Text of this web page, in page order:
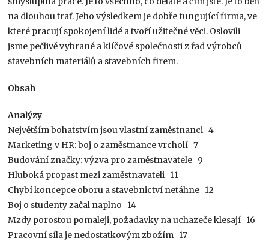
na dlouhou trať. Jeho výsledkem je dobře fungující firma, ve
které pracují spokojení lidé a tvoří užitečné věci. Oslovili
jsme pečlivě vybrané a klíčové společnosti z řad výrobců
stavebních materiálů a stavebních firem.
Obsah
Analýzy
Největším bohatstvím jsou vlastní zaměstnanci 4
Marketing v HR: boj o zaměstnance vrcholí 7
Budování značky: výzva pro zaměstnavatele 9
Hluboká propast mezi zaměstnavateli 11
Chybí koncepce oboru a stavebnictví netáhne 12
Boj o studenty začal naplno 14
Mzdy porostou pomaleji, požadavky na uchazeče klesají 16
Pracovní síla je nedostatkovým zbožím 17